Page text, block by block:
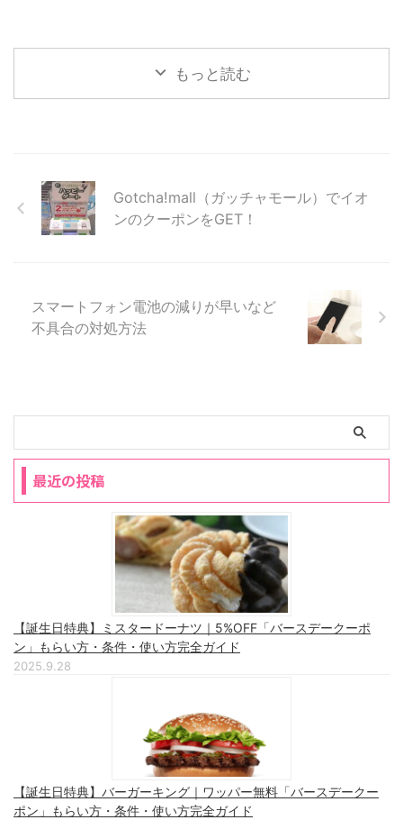
もっと読む
Gotcha!mall（ガッチャモール）でイオ
ンのクーポンをGET！
スマートフォン電池の減りが早いなど
不具合の対処方法
最近の投稿
【誕生日特典】ミスタードーナツ｜5%OFF「バースデークーポ
ン」もらい方・条件・使い方完全ガイド
2025.9.28
【誕生日特典】バーガーキング｜ワッパー無料「バースデークー
ポン」もらい方・条件・使い方完全ガイド